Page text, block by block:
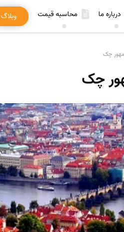
درباره ما محاسبه قیمت وبلاگ
چک
چک